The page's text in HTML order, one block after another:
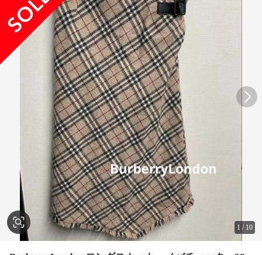
1 / 10